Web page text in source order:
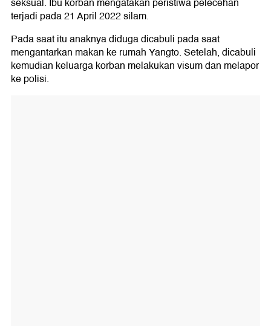
terjadi pada 21 April 2022 silam.
Pada saat itu anaknya diduga dicabuli pada saat
mengantarkan makan ke rumah Yangto. Setelah, dicabuli
kemudian keluarga korban melakukan visum dan melapor
ke polisi.